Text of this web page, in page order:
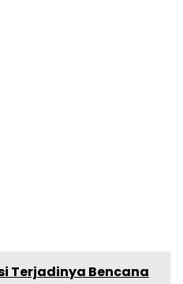
Terjadinya Bencana